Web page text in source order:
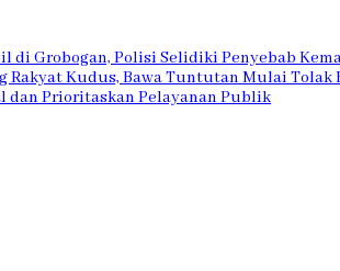
di Grobogan, Polisi Selidiki Penyebab
Rakyat Kudus, Bawa Tuntutan Mulai Tolak
dan Prioritaskan Pelayanan Publik